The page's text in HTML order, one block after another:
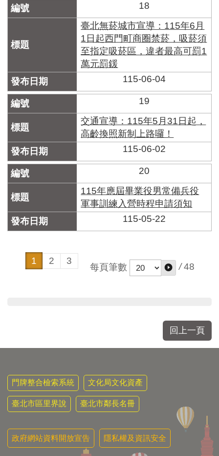
18
臺北無菸城市宣導：115年6月
1日起西門町商圈禁菸，吸菸須
至指定吸菸區，違者最高可罰1
萬元罰鍰
115-06-04
19
交通宣導：115年5月31日起，
高齡換照新制上路囉！
115-06-02
20
115年應屆畢業役男常備兵役
軍事訓練入營時程申請須知
115-05-22
1 2 3
每頁筆數 / 48
回上一頁
門牌整合檢索系統 文化局文化資產
臺北市區里界說 臺北市鄰長名冊
政府網站資料開放宣告 隱私權及資訊安全